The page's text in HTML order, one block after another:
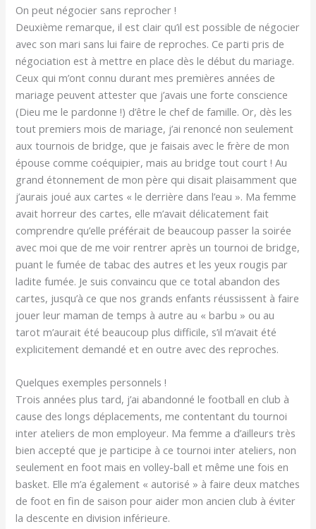
On peut négocier sans reprocher !
Deuxième remarque, il est clair qu’il est possible de négocier
avec son mari sans lui faire de reproches. Ce parti pris de
négociation est à mettre en place dès le début du mariage.
Ceux qui m’ont connu durant mes premières années de
mariage peuvent attester que j’avais une forte conscience
(Dieu me le pardonne !) d’être le chef de famille. Or, dès les
tout premiers mois de mariage, j’ai renoncé non seulement
aux tournois de bridge, que je faisais avec le frère de mon
épouse comme coéquipier, mais au bridge tout court ! Au
grand étonnement de mon père qui disait plaisamment que
j’aurais joué aux cartes « le derrière dans l’eau ». Ma femme
avait horreur des cartes, elle m’avait délicatement fait
comprendre qu’elle préférait de beaucoup passer la soirée
avec moi que de me voir rentrer après un tournoi de bridge,
puant le fumée de tabac des autres et les yeux rougis par
ladite fumée. Je suis convaincu que ce total abandon des
cartes, jusqu’à ce que nos grands enfants réussissent à faire
jouer leur maman de temps à autre au « barbu » ou au
tarot m’aurait été beaucoup plus difficile, s’il m’avait été
explicitement demandé et en outre avec des reproches.
Quelques exemples personnels !
Trois années plus tard, j’ai abandonné le football en club à
cause des longs déplacements, me contentant du tournoi
inter ateliers de mon employeur. Ma femme a d’ailleurs très
bien accepté que je participe à ce tournoi inter ateliers, non
seulement en foot mais en volley-ball et même une fois en
basket. Elle m’a également « autorisé » à faire deux matches
de foot en fin de saison pour aider mon ancien club à éviter
la descente en division inférieure.